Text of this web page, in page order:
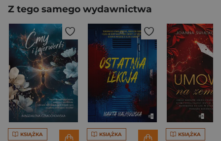
Z tego samego wydawnictwa
KSIĄŻKA KSIĄŻKA KSIĄŻKA